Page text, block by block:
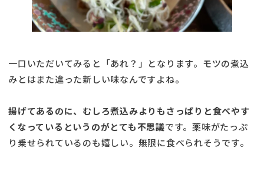
一口いただいてみると「あれ？」となります。モツの煮込
みとはまた違った新しい味なんですよね。
揚げてあるのに、むしろ煮込みよりもさっぱりと食べやす
くなっているというのがとても不思議です。薬味がたっぷ
り乗せられているのも嬉しい。無限に食べられそうです。